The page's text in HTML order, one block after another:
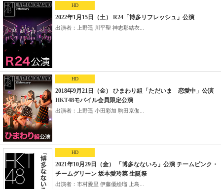
HD
2022年1月15日（土） R24「博多リフレッシュ」公演
出演者：上野遥 川平聖 神志那結衣...
HD
2018年9月21日（金） ひまわり組「ただいま 恋愛中」公演
HKT48モバイル会員限定公演
出演者：上野遥 小田彩加 駒田京伽...
HD
2021年10月29日（金） 「博多なないろ」公演 チームピンク・
チームグリーン 坂本愛玲菜 生誕祭
出演者：市村愛里 伊藤優絵瑠 上島...